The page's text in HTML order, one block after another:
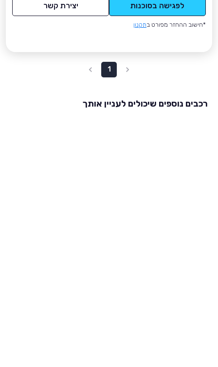
לפגישה בסוכנות יצירת קשר
*חישוב ההחזר מפורט בתקנון
1
רכבים נוספים שיכולים לעניין אותך